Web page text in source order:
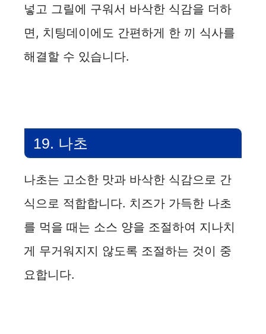
넣고 그릴에 구워서 바삭한 식감을 더하
면, 치팅데이에도 간편하게 한 끼 식사를
해결할 수 있습니다.
19. 나초
나초는 고소한 맛과 바삭한 식감으로 간
식으로 적합합니다. 치즈가 가득한 나초
를 먹을 때는 소스 양을 조절하여 지나치
게 무거워지지 않도록 조절하는 것이 중
요합니다.